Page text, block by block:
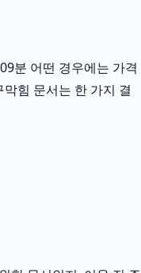
분 어떤 경우에는 가격
힘 문서는 한 가지 결